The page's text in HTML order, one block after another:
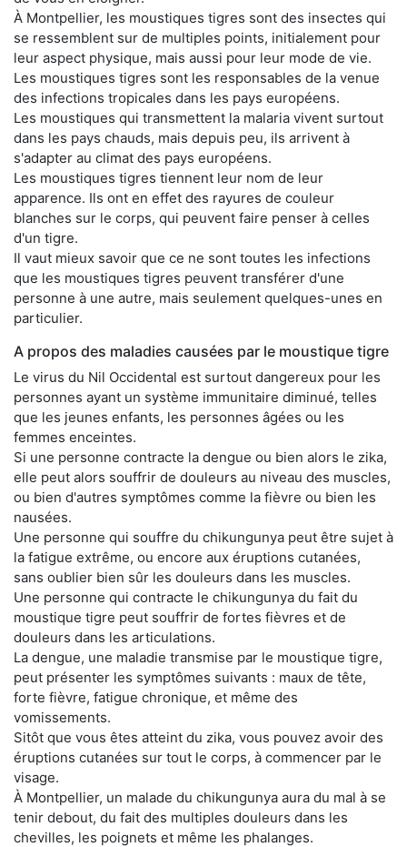
À Montpellier, les moustiques tigres sont des insectes qui
se ressemblent sur de multiples points, initialement pour
leur aspect physique, mais aussi pour leur mode de vie.
Les moustiques tigres sont les responsables de la venue
des infections tropicales dans les pays européens.
Les moustiques qui transmettent la malaria vivent surtout
dans les pays chauds, mais depuis peu, ils arrivent à
s'adapter au climat des pays européens.
Les moustiques tigres tiennent leur nom de leur
apparence. Ils ont en effet des rayures de couleur
blanches sur le corps, qui peuvent faire penser à celles
d'un tigre.
Il vaut mieux savoir que ce ne sont toutes les infections
que les moustiques tigres peuvent transférer d'une
personne à une autre, mais seulement quelques-unes en
particulier.
A propos des maladies causées par le moustique tigre
Le virus du Nil Occidental est surtout dangereux pour les
personnes ayant un système immunitaire diminué, telles
que les jeunes enfants, les personnes âgées ou les
femmes enceintes.
Si une personne contracte la dengue ou bien alors le zika,
elle peut alors souffrir de douleurs au niveau des muscles,
ou bien d'autres symptômes comme la fièvre ou bien les
nausées.
Une personne qui souffre du chikungunya peut être sujet à
la fatigue extrême, ou encore aux éruptions cutanées,
sans oublier bien sûr les douleurs dans les muscles.
Une personne qui contracte le chikungunya du fait du
moustique tigre peut souffrir de fortes fièvres et de
douleurs dans les articulations.
La dengue, une maladie transmise par le moustique tigre,
peut présenter les symptômes suivants : maux de tête,
forte fièvre, fatigue chronique, et même des
vomissements.
Sitôt que vous êtes atteint du zika, vous pouvez avoir des
éruptions cutanées sur tout le corps, à commencer par le
visage.
À Montpellier, un malade du chikungunya aura du mal à se
tenir debout, du fait des multiples douleurs dans les
chevilles, les poignets et même les phalanges.